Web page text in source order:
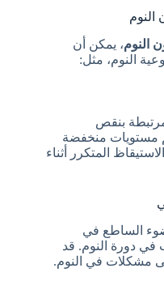
النوم
النوم، يمكن أن
النوم، مثل:
بنقص
مستويات منخفضة
المتكرر أثناء
الساطع في
دورة النوم. قد
مشكلات في النوم.